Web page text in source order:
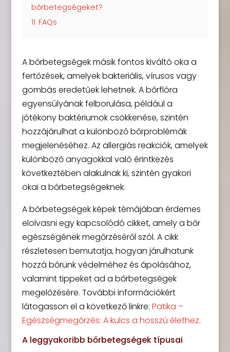
bőrbetegségeket?
11 FAQs
A bőrbetegségek másik fontos kiváltó oka a
fertőzések, amelyek bakteriális, vírusos vagy
gombás eredetűek lehetnek. A bőrflóra
egyensúlyának felborulása, például a
jótékony baktériumok csökkenése, szintén
hozzájárulhat a különböző bőrproblémák
megjelenéséhez. Az allergiás reakciók, amelyek
különböző anyagokkal való érintkezés
következtében alakulnak ki, szintén gyakori
okai a bőrbetegségeknek.
A bőrbetegségek képek témájában érdemes
elolvasni egy kapcsolódó cikket, amely a bőr
egészségének megőrzéséről szól. A cikk
részletesen bemutatja, hogyan járulhatunk
hozzá bőrünk védelméhez és ápolásához,
valamint tippeket ad a bőrbetegségek
megelőzésére. További információkért
látogasson el a következő linkre: Patika –
Egészségmegőrzés: A kulcs a hosszú élethez.
A leggyakoribb bőrbetegségek típusai